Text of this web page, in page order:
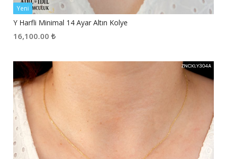
Yeni
Y Harfli Minimal 14 Ayar Altın Kolye
16,100.00 ₺